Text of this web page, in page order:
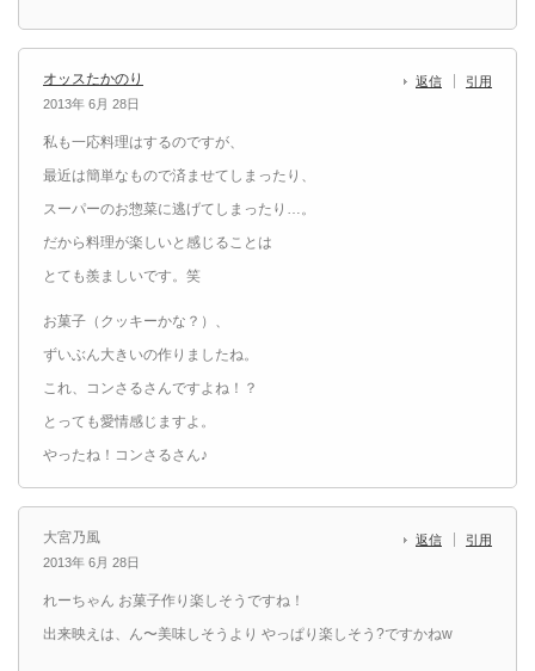
オッスたかのり
2013年 6月 28日
返信 引用
私も一応料理はするのですが、
最近は簡単なもので済ませてしまったり、
スーパーのお惣菜に逃げてしまったり…。
だから料理が楽しいと感じることは
とても羨ましいです。笑
お菓子（クッキーかな？）、
ずいぶん大きいの作りましたね。
これ、コンさるさんですよね！？
とっても愛情感じますよ。
やったね！コンさるさん♪
大宮乃風
2013年 6月 28日
返信 引用
れーちゃん お菓子作り楽しそうですね！
出来映えは、ん〜美味しそうより やっぱり楽しそう?ですかねw